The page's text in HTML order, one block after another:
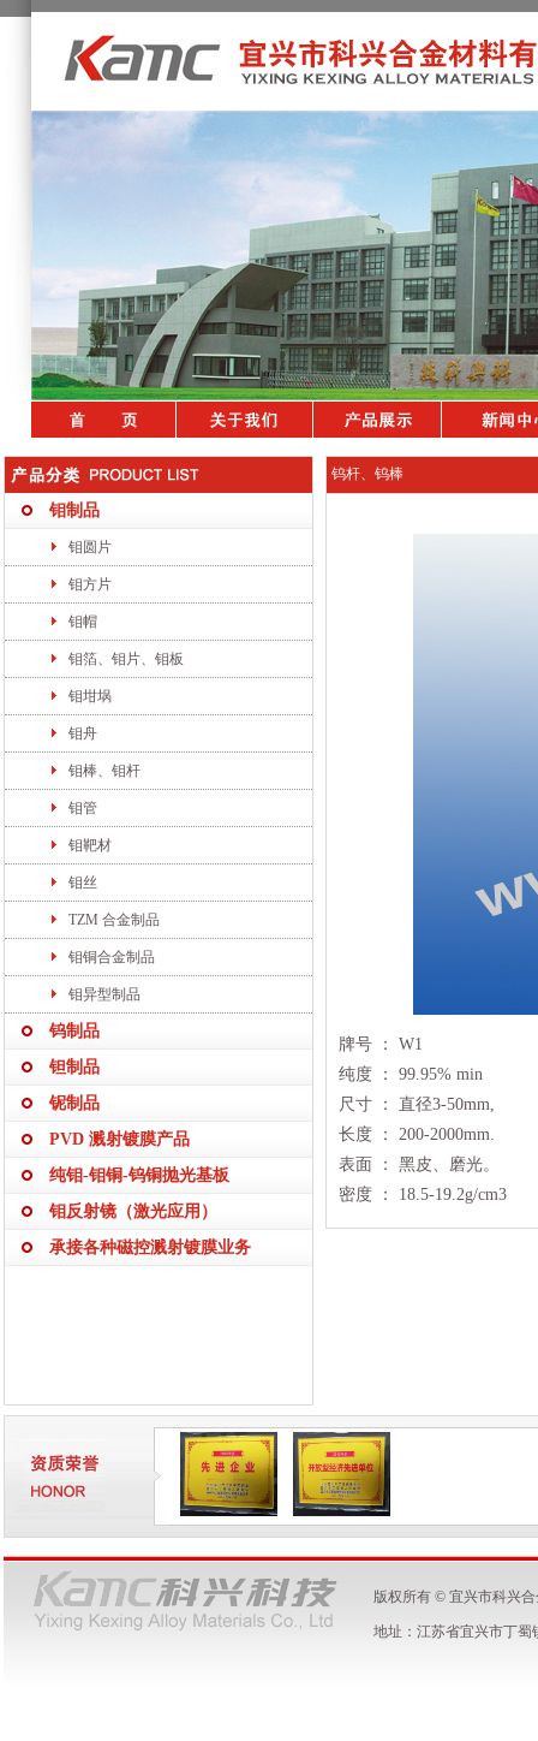
钼制品
钼圆片
钼方片
钼帽
钼箔、钼片、钼板
钼坩埚
钼舟
钼棒、钼杆
钼管
钼靶材
钼丝
TZM 合金制品
钼铜合金制品
钼异型制品
钨制品
钽制品
铌制品
PVD 溅射镀膜产品
纯钼-钼铜-钨铜抛光基板
钼反射镜（激光应用）
承接各种磁控溅射镀膜业务
钨杆、钨棒
牌号 ： W1
纯度 ： 99.95% min
尺寸 ： 直径3-50mm,
长度 ： 200-2000mm.
表面 ： 黑皮、磨光。
密度 ： 18.5-19.2g/cm3
版权所有 © 宜兴市科兴
地址：江苏省宜兴市丁蜀